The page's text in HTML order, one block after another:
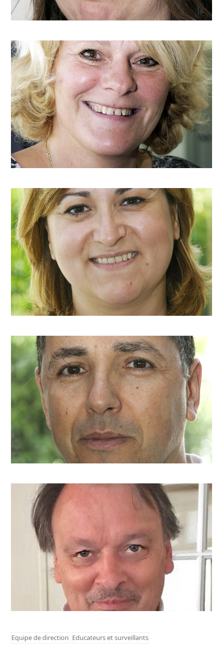
Madame M. Herbiniat
m.herbiniat@arjette.com
Madame C. Makavou
c.makavou@arjette.com
Monsieur A. Bakkali
a.bakkali@arjette.com
Monsieur JM. Vandeloise
jm.vandeloise@arjette.com
Equipe de direction Educateurs et surveillants